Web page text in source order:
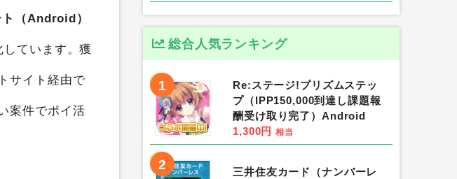
ポイントを獲
（Android）
ています。獲
サイト経由で
総合人気ランキング
1
Re:ステージ!プリズムステッ
プ（IPP150,000到達し課題報
酬受け取り完了）Android
1,300円 相当
2
三井住友カード（ナンバーレ